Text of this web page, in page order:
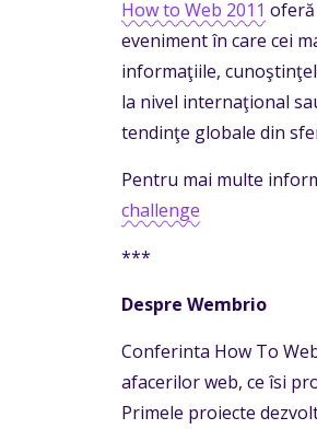
How to Web 2011
eveniment în care cei
informaţiile,
la nivel internaţional
tendinţe globale din
Pentru mai multe
challenge
***
Despre Wembrio
Conferinta How To
afacerilor web, ce îsi
Primele proiecte